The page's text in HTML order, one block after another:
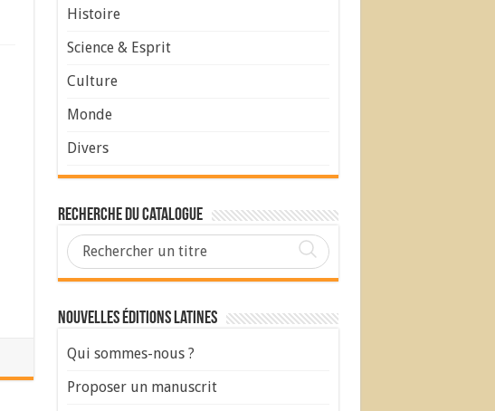
Histoire
Science & Esprit
Culture
Monde
Divers
Recherche du Catalogue
Nouvelles Éditions Latines
Qui sommes-nous ?
Proposer un manuscrit